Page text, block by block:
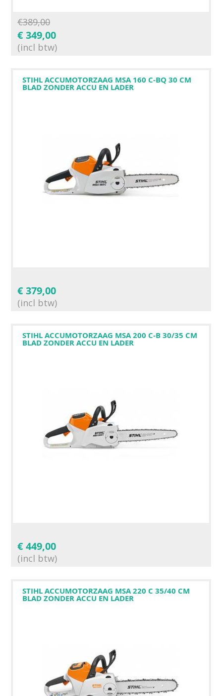
€389,00
€ 349,00
(incl btw)
STIHL ACCUMOTORZAAG MSA 160 C-BQ 30 CM
BLAD ZONDER ACCU EN LADER
€ 379,00
(incl btw)
STIHL ACCUMOTORZAAG MSA 200 C-B 30/35 CM
BLAD ZONDER ACCU EN LADER
€ 449,00
(incl btw)
STIHL ACCUMOTORZAAG MSA 220 C 35/40 CM
BLAD ZONDER ACCU EN LADER